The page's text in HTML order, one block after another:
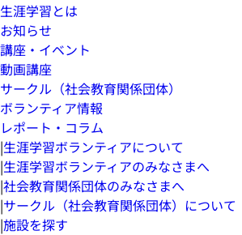
生涯学習とは
お知らせ
講座・イベント
動画講座
サークル（社会教育関係団体）
ボランティア情報
レポート・コラム
|生涯学習ボランティアについて
|生涯学習ボランティアのみなさまへ
|社会教育関係団体のみなさまへ
|サークル（社会教育関係団体）について
|施設を探す